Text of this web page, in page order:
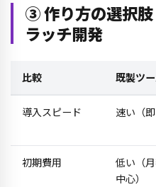
③ 作り方の選択
ラッチ開発
比較 既製ツ
導入スピード 速い（即
初期費用
低い（
中心）